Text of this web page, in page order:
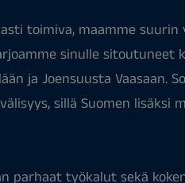
toimiva, maamme suurin
sinulle sitoutuneet
ja Joensuusta Vaasaan.
sillä Suomen lisäksi
parhaat työkalut sekä